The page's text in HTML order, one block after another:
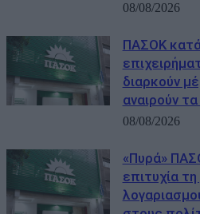
08/08/2026
ΠΑΣΟΚ
διαρκούν
αναιρούν
08/08/2026
«Πυρά»
επιτυχία